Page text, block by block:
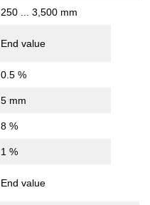
250 ... 3,500 mm
End value
0.5 %
5 mm
8 %
1 %
End value